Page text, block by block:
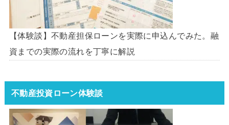
【体験談】不動産担保ローンを実際に申込んでみた。融
資までの実際の流れを丁寧に解説
不動産投資ローン体験談